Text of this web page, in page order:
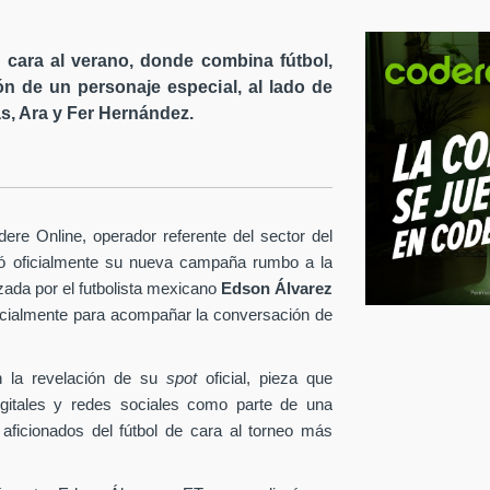
al verano, donde combina fútbol,
de un personaje especial, al lado de
Ara y Fer Hernández.
Online, operador referente del sector del
oficialmente su nueva campaña rumbo a la
por el futbolista mexicano Edson Álvarez
para acompañar la conversación de
la revelación de su spot oficial, pieza que
y redes sociales como parte de una
del fútbol de cara al torneo más